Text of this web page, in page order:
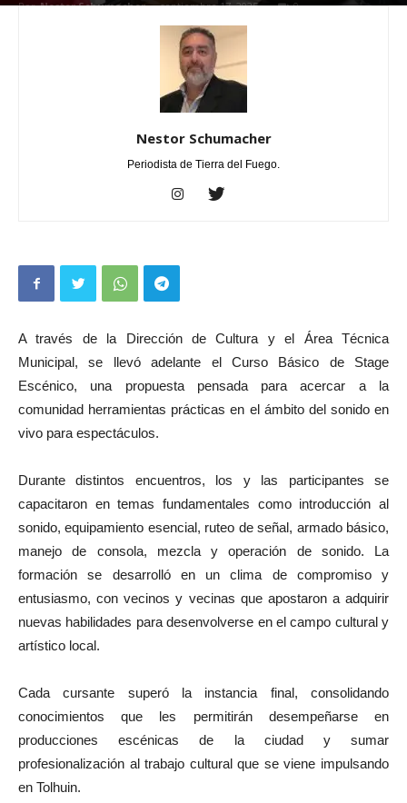
Por Nestor Schumacher - septiembre 17, 2025 0
Nestor Schumacher
Periodista de Tierra del Fuego.
A través de la Dirección de Cultura y el Área Técnica
Municipal, se llevó adelante el Curso Básico de Stage
Escénico, una propuesta pensada para acercar a la
comunidad herramientas prácticas en el ámbito del sonido en
vivo para espectáculos.
Durante distintos encuentros, los y las participantes se
capacitaron en temas fundamentales como introducción al
sonido, equipamiento esencial, ruteo de señal, armado básico,
manejo de consola, mezcla y operación de sonido. La
formación se desarrolló en un clima de compromiso y
entusiasmo, con vecinos y vecinas que apostaron a adquirir
nuevas habilidades para desenvolverse en el campo cultural y
artístico local.
Cada cursante superó la instancia final, consolidando
conocimientos que les permitirán desempeñarse en
producciones escénicas de la ciudad y sumar
profesionalización al trabajo cultural que se viene impulsando
en Tolhuin.